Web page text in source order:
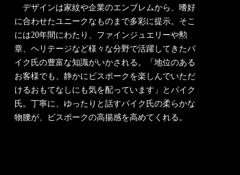
デザインは家紋や企業のエンブレムから、嗜好
に合わせたユニークなものまで多彩に提示。そこ
には20年間にわたり、ファインジュエリーや勲
章、ヘリテージなど様々な分野で活躍してきたパ
イク氏の豊富な知識がいかされる。「地位のある
お客様でも、静かにビスポークを楽しんでいただ
けるおもてなしにも気を配っています」とパイク
氏。丁寧に、ゆったりと話すパイク氏の柔らかな
物腰が、ビスポークの高揚感を高めてくれる。